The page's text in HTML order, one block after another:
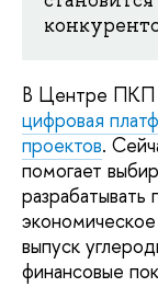
В Центре ПКП
цифровая
проектов.
помогает
выпуск
финансовые